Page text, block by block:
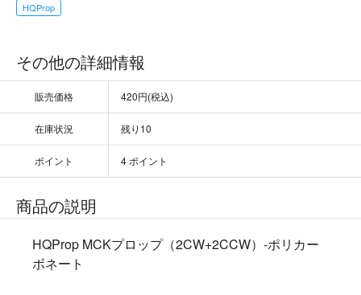
HQProp
その他の詳細情報
販売価格 420円(税込)
在庫状況 残り10
ポイント 4 ポイント
商品の説明
HQProp MCKプロップ（2CW+2CCW）-ポリカー
ボネート